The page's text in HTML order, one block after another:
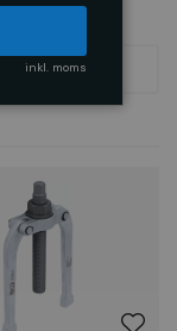
SORTERA
inkl. moms